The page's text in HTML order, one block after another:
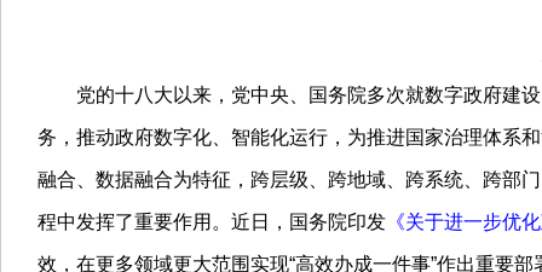
党的十八大以来，党中央、国务院多次就数字政府建设
务，推动政府数字化、智能化运行，为推进国家治理体系
融合、数据融合为特征，跨层级、跨地域、跨系统、跨部
程中发挥了重要作用。近日，国务院印发 《关于进一步优
效，在更多领域更大范围实现“高效办成一件事”作出重要